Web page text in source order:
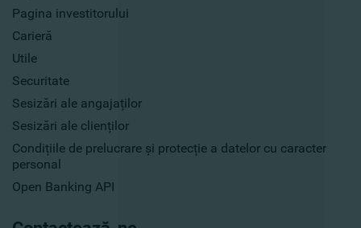
Pagina investitorului
Carieră
Utile
Securitate
Sesizări ale angajaților
Sesizări ale clienților
Condițiile de prelucrare și protecție a datelor cu caracter
personal
Open Banking API